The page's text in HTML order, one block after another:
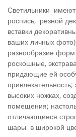
Светильники имеют
роспись, резной
вставки
ваших личных
разнообразие
роскошные,
придающие ей
высоких ножках,
помещения;
отличающиеся
шары в широкой